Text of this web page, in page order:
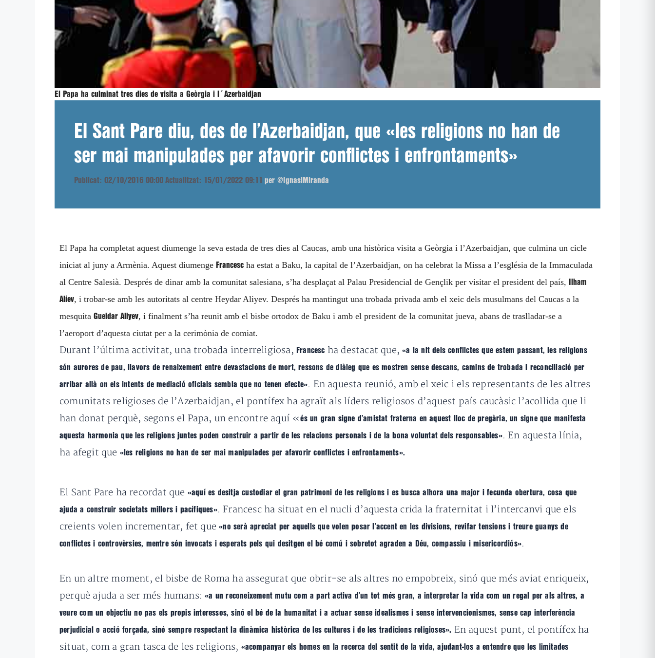
El Papa ha culminat tres dies de visita a Geòrgia i l´Azerbaidjan
El Sant Pare diu, des de l’Azerbaidjan, que «les religions no han de
ser mai manipulades per afavorir conflictes i enfrontaments»
Publicat: 02/10/2016 00:00 Actualitzat: 15/01/2022 09:11 per @IgnasiMiranda
El Papa ha completat aquest diumenge la seva estada de tres dies al Caucas, amb una històrica visita a Geòrgia i l’Azerbaidjan, que culmina un cicle
iniciat al juny a Armènia. Aquest diumenge Francesc ha estat a Baku, la capital de l’Azerbaidjan, on ha celebrat la Missa a l’església de la Immaculada
al Centre Salesià. Després de dinar amb la comunitat salesiana, s’ha desplaçat al Palau Presidencial de Gençlik per visitar el president del país,
Ilham
Alíev, i trobar-se amb les autoritats al centre Heydar Aliyev. Després ha mantingut una trobada privada amb el xeic dels musulmans del Caucas a la
mesquita Gueidar Aliyev, i finalment s’ha reunit amb el bisbe ortodox de Baku i amb el president de la comunitat jueva, abans de traslladar-se a
l’aeroport d’aquesta ciutat per a la cerimònia de comiat.
Durant l’última activitat, una trobada interreligiosa, Francesc ha destacat que,«a la nit dels conflictes que estem passant, les religions
són aurores de pau, llavors de renaixement entre devastacions de mort, ressons de diàleg que es mostren sense descans, camins de trobada i reconciliació per
arribar allà on els intents de mediació oficials sembla que no tenen efecte». En aquesta reunió, amb el xeic i els representants de les altres
comunitats religioses de l’Azerbaidjan, el pontífex ha agraït als líders religiosos d’aquest país caucàsic l’acollida que li
han donat perquè, segons el Papa, un encontre aquí «és un gran signe d’amistat fraterna enaquest lloc de pregària, un signe que manifesta
aquesta harmonia que les religions juntes poden construir a partir de les relacions personals i de la bona voluntat dels responsables». En aquesta línia,
ha afegit que «les religions no han de ser mai manipulades per afavorir conflictes i enfrontaments».
El Sant Pare ha recordat que «aquí es desitja custodiar el gran patrimoni de les religions i es busca alhora una major i fecunda obertura, cosa que
ajuda a construir societats millors i pacífiques». Francesc ha situat en el nucli d’aquesta crida la fraternitat i l’intercanvi que els
creients volen incrementar, fet que«no serà apreciat per aquells que volen posar l’accent en les divisions, revifar tensions i treure guanys de
conflictes i controvèrsies, mentre són invocats i esperats pels qui desitgen el bé comú i sobretot agraden a Déu, compassiu i misericordiós».
En un altre moment, el bisbe de Roma ha assegurat que obrir-se als altres no empobreix, sinó que més aviat enriqueix,
perquè ajuda a ser més humans:«a un reconeixement mutu com a part activa d’un tot més gran, a interpretar la vida com un regal per als altres, a
veure com un objectiu no pas els propis interessos, sinó el bé de la humanitat ia actuar sense idealismes i sense intervencionismes, sense cap interferència
perjudicial o acció forçada, sinó sempre respectant la dinàmica històrica de les cultures i de les tradicions religioses». En aquest punt, el pontífex ha
situat, com a gran tasca de les religions, «acompanyar els homes en la recerca del sentit de la vida, ajudant-los a entendre que les limitades